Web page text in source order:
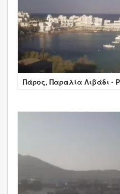
Πάρος, Παραλία Λιβάδι -